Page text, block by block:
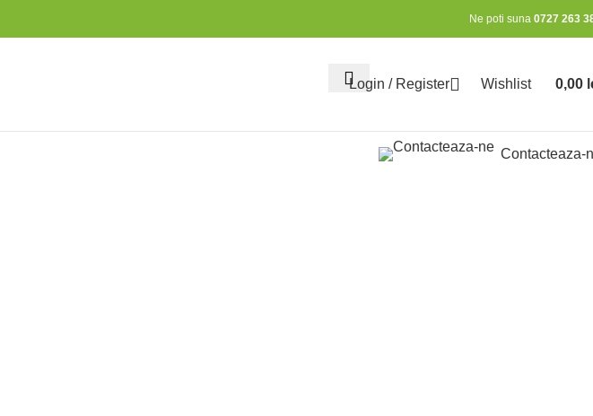
Ne poti suna 0727 263
Login / Register Wishlist 0,00
Contacteaza-